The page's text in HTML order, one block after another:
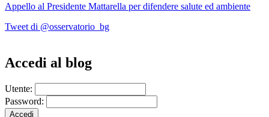
Appello al Presidente Mattarella per difendere salute ed ambiente
Tweet di @osservatorio_bg
Accedi al blog
Utente:
Password: